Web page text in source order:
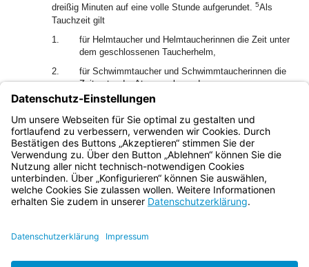
dreißig Minuten auf eine volle Stunde aufgerundet. 5Als
Tauchzeit gilt
1.
für Helmtaucher und Helmtaucherinnen die Zeit unter
dem geschlossenen Taucherhelm,
2.
für Schwimmtaucher und Schwimmtaucherinnen die
Zeit unter der Atemmaske und
3.
für Arbeiten in Druckkammern die Zeit von Beginn
des Einschleusens bis zum Ende des
Ausschleusens.
Bayern.de
BayernPortal
Impressum